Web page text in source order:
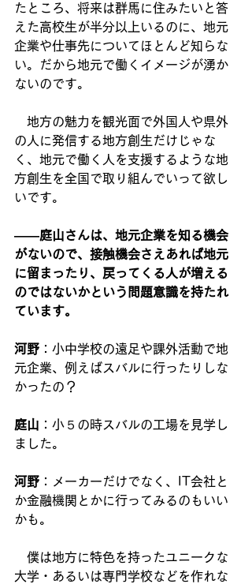
たところ、将来は群馬に住みたいと答
えた高校生が半分以上いるのに、地元
企業や仕事先についてほとんど知らな
い。だから地元で働くイメージが湧か
ないのです。
地方の魅力を観光面で外国人や県外
の人に発信する地方創生だけじゃな
く、地元で働く人を支援するような地
方創生を全国で取り組んでいって欲し
いです。
――庭山さんは、地元企業を知る機会
がないので、接触機会さえあれば地元
に留まったり、戻ってくる人が増える
のではないかという問題意識を持たれ
ています。
河野 ：小中学校の遠足や課外活動で地
元企業、例えばスバルに行ったりしな
かったの？
庭山 ：小５の時スバルの工場を見学し
ました。
河野 ：メーカーだけでなく、IT会社と
か金融機関とかに行ってみるのもいい
かも。
僕は地方に特色を持ったユニークな
大学・あるいは専門学校などを作れな